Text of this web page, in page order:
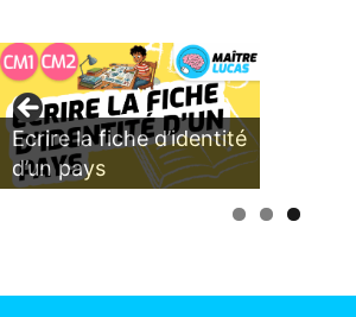
Ecrire la fiche d’identité
d’un pays